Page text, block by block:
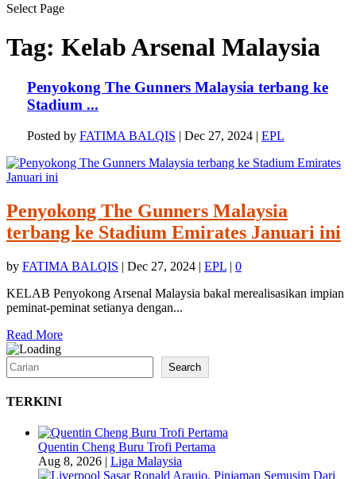
Select Page
Tag: Kelab Arsenal Malaysia
Penyokong The Gunners Malaysia terbang ke
Stadium ...
Posted by FATIMA BALQIS | Dec 27, 2024| EPL
Penyokong The Gunners Malaysia
terbang ke Stadium Emirates Januari ini
by FATIMA BALQIS | Dec 27, 2024 | EPL | 0
KELAB Penyokong Arsenal Malaysia bakal merealisasikan impian
peminat-peminat setianya dengan...
Read More
Search Search
TERKINI
Quentin Cheng Buru Trofi Pertama
Aug 8, 2026
Liga Malaysia